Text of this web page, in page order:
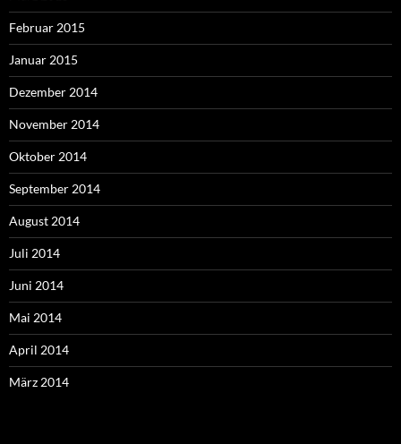
Februar 2015
Januar 2015
Dezember 2014
November 2014
Oktober 2014
September 2014
August 2014
Juli 2014
Juni 2014
Mai 2014
April 2014
März 2014